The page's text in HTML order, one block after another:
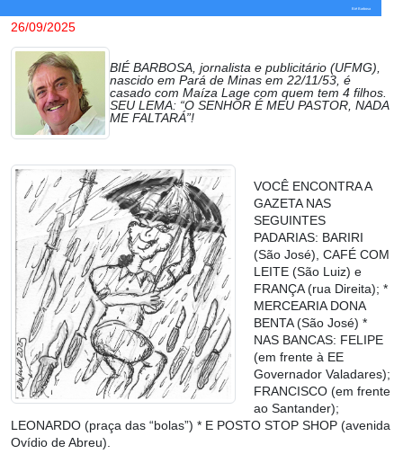
Bié Barbosa
26/09/2025
BIÉ BARBOSA, jornalista e publicitário (UFMG),
nascido em Pará de Minas em 22/11/53, é
casado com Maíza Lage com quem tem 4 filhos.
SEU LEMA: “O SENHOR É MEU PASTOR, NADA
ME FALTARÁ”!
VOCÊ ENCONTRA A
GAZETA NAS
SEGUINTES
PADARIAS: BARIRI
(São José), CAFÉ COM
LEITE (São Luiz) e
FRANÇA (rua Direita); *
MERCEARIA DONA
BENTA (São José) *
NAS BANCAS: FELIPE
(em frente à EE
Governador Valadares);
FRANCISCO (em frente
ao Santander);
LEONARDO (praça das “bolas”) * E POSTO STOP SHOP (avenida
Ovídio de Abreu).